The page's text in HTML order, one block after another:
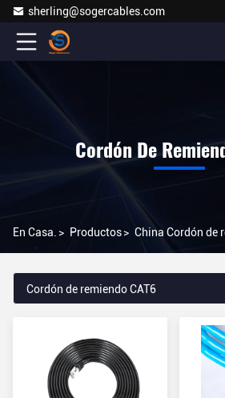
sherling@sogercables.com
Cordón De
En Casa. > Productos> China Cordón de
Cordón de remiendo CAT6